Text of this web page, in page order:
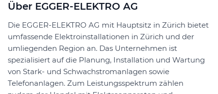
Über EGGER-ELEKTRO AG
Die EGGER-ELEKTRO AG mit Hauptsitz in Zürich bietet
umfassende Elektroinstallationen in Zürich und der
umliegenden Region an. Das Unternehmen ist
spezialisiert auf die Planung, Installation und Wartung
von Stark- und Schwachstromanlagen sowie
Telefonanlagen. Zum Leistungsspektrum zählen